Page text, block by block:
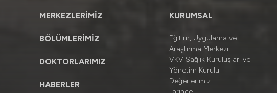
MERKEZLERİMİZ
BÖLÜMLERİMİZ
DOKTORLARIMIZ
HABERLER
KURUMSAL
Eğitim, Uygulama ve
Araştırma Merkezi
VKV Sağlık Kuruluşları ve
Yönetim Kurulu
Değerlerimiz